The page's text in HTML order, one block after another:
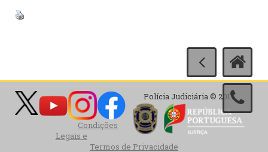
Polícia Judiciária © 2017
Condições
Legais e
Termos de Privacidade